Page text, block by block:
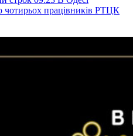
чотирьох працівників РТЦК